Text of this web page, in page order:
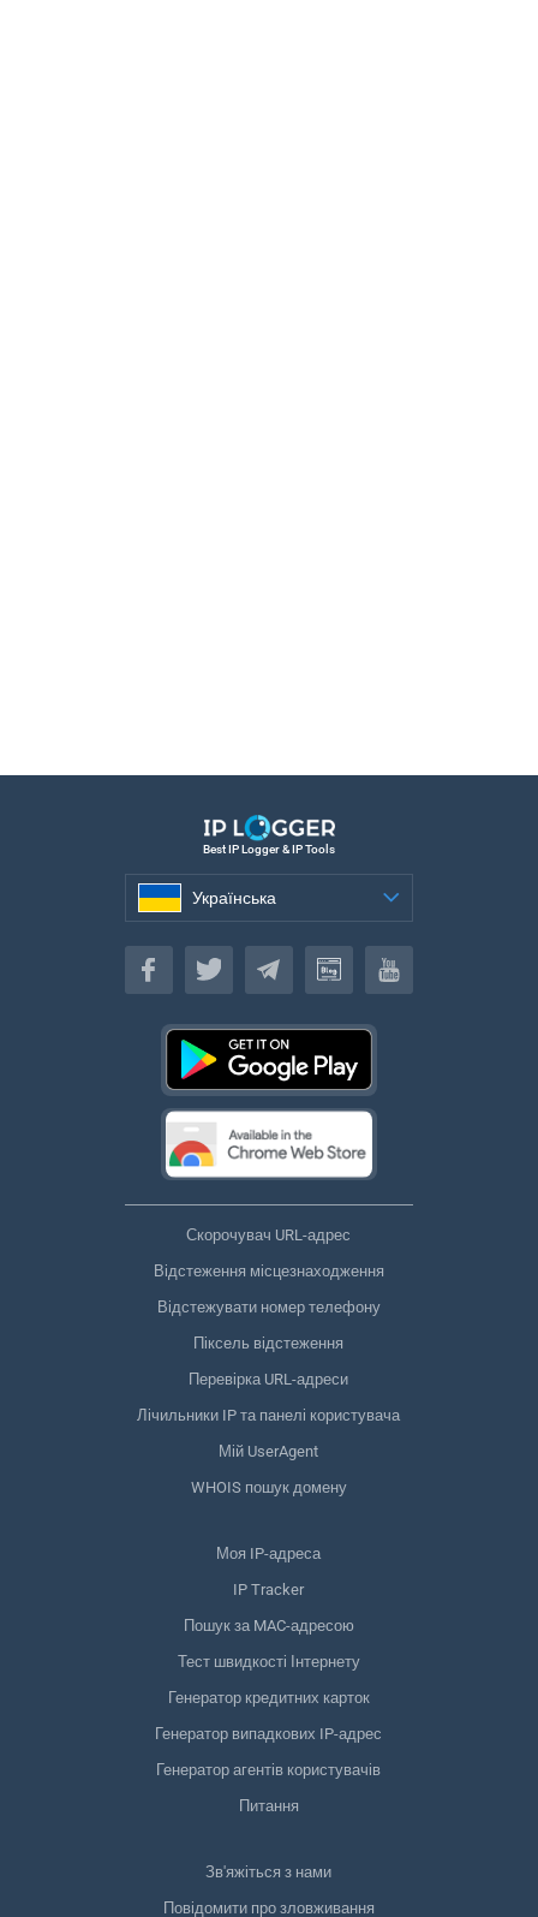
Best IP Logger & IP Tools
Українська
Українська
Скорочувач URL-адрес
Відстеження місцезнаходження
Відстежувати номер телефону
Піксель відстеження
Перевірка URL-адреси
Лічильники IP та панелі користувача
Мій UserAgent
WHOIS пошук домену
Моя IP-адреса
IP Tracker
Пошук за MAC-адресою
Тест швидкості Інтернету
Генератор кредитних карток
Генератор випадкових IP-адрес
Генератор агентів користувачів
Питання
Зв'яжіться з нами
Повідомити про зловживання